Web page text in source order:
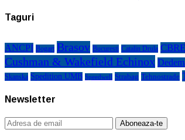
Taguri
ANCPI Bogart Brasov Bucuresti Catalin Drula CBRE
Cushman & Wakefield Echinox
Skanska Spedition UMB Speedwell Strabag Tehnostrade
Newsletter